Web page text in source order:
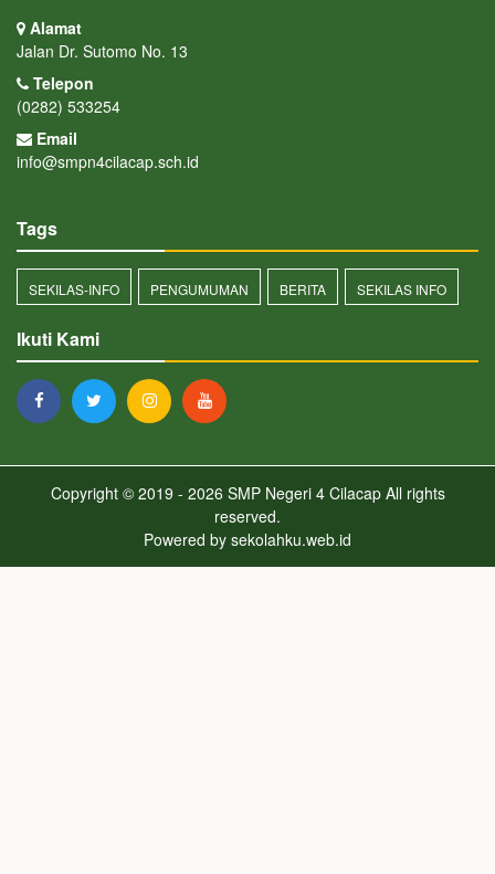
Alamat
Jalan Dr. Sutomo No. 13
Telepon
(0282) 533254
Email
info@smpn4cilacap.sch.id
Tags
SEKILAS-INFO PENGUMUMAN BERITA SEKILAS INFO
Ikuti Kami
Copyright © 2019 - 2026 SMP Negeri 4 CilacapAll rights
reserved.
Powered by sekolahku.web.id